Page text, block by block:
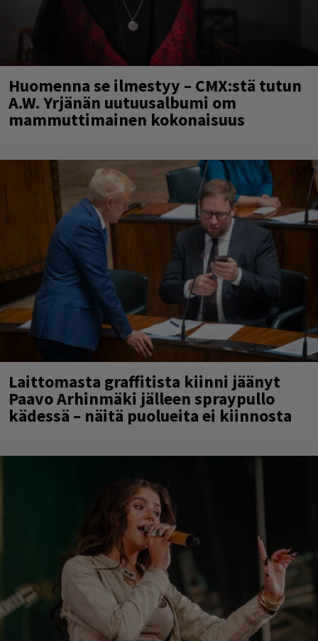
Huomenna se ilmestyy – CMX:stä tutun
A.W. Yrjänän uutuusalbumi om
mammuttimainen kokonaisuus
Laittomasta graffitista kiinni jäänyt
Paavo Arhinmäki jälleen spraypullo
kädessä – näitä puolueita ei kiinnosta